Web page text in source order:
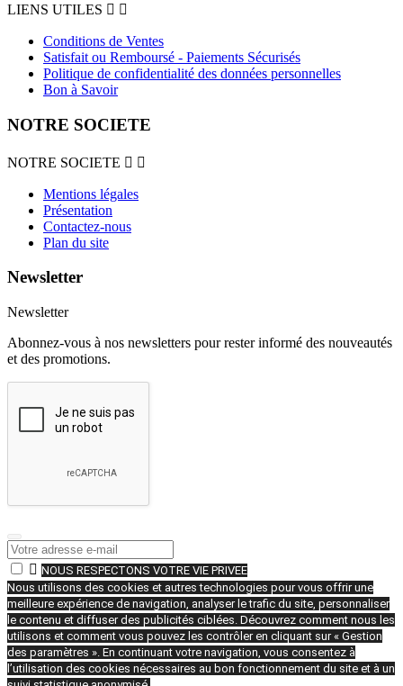
LIENS UTILES  
Conditions de Ventes
Satisfait ou Remboursé - Paiements Sécurisés
Politique de confidentialité des données personnelles
Bon à Savoir
NOTRE SOCIETE
NOTRE SOCIETE  
Mentions légales
Présentation
Contactez-nous
Plan du site
Newsletter
Newsletter
Abonnez-vous à nos newsletters pour rester informé des nouveautés
et des promotions.
 NOUS RESPECTONS VOTRE VIE PRIVEE
Nous utilisons des cookies et autres technologies pour vous offrir une
meilleure expérience de navigation, analyser le trafic du site, personnaliser
le contenu et diffuser des publicités ciblées. Découvrez comment nous les
utilisons et comment vous pouvez les contrôler en cliquant sur « Gestion
des paramètres ». En continuant votre navigation, vous consentez à
l’utilisation des cookies nécessaires au bon fonctionnement du site et à un